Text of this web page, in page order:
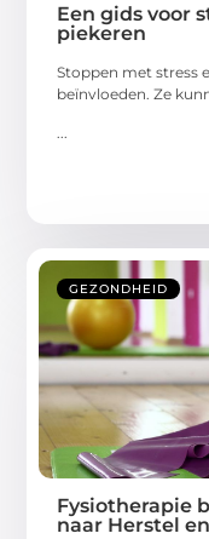
Een gids voor
piekeren
Stoppen met stress
beïnvloeden. Ze
...
GEZONDHEID
Fysiotherapie
naar Herstel